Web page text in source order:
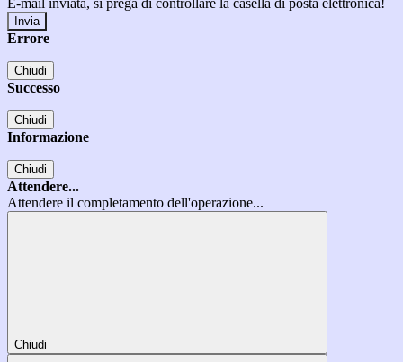
E-mail inviata, si prega di controllare la casella di posta elettronica!
Errore
Chiudi
Successo
Chiudi
Informazione
Chiudi
Attendere...
Attendere il completamento dell'operazione...
Chiudi